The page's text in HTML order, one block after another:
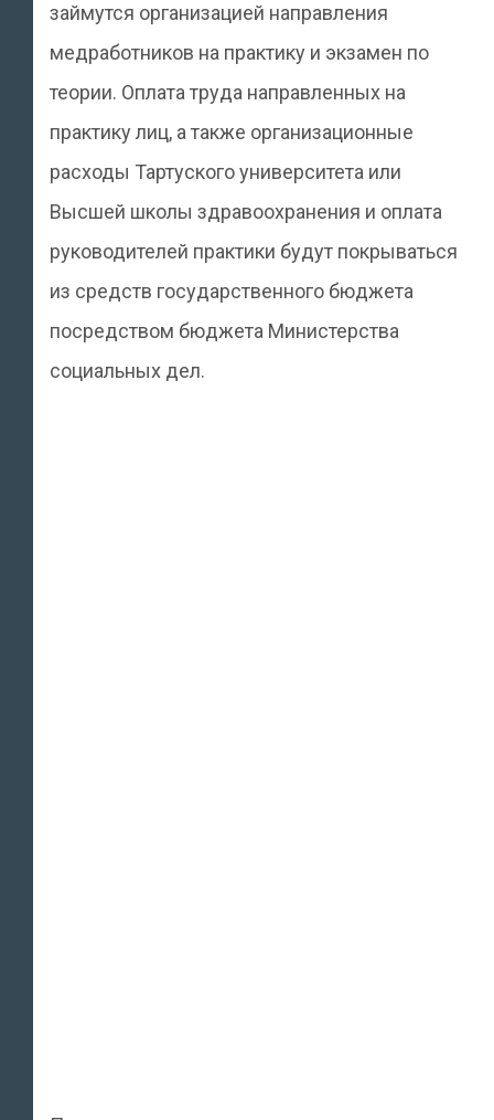
займутся организацией направления
медработников на практику и экзамен по
теории. Оплата труда направленных на
практику лиц, а также организационные
расходы Тартуского университета или
Высшей школы здравоохранения и оплата
руководителей практики будут покрываться
из средств государственного бюджета
посредством бюджета Министерства
социальных дел.